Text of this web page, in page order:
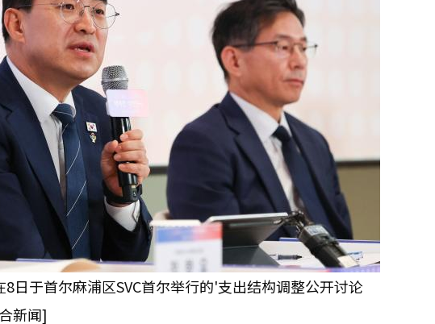
8日于首尔麻浦区SVC首尔举行的'支出结构调整公开讨论
新闻]